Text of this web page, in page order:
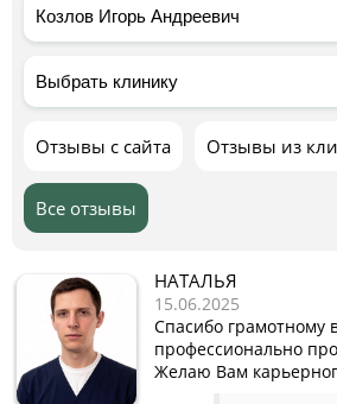
Отзывы с сайта Отзывы из
Все отзывы
НАТАЛЬЯ
15.06.2025
Спасибо грамотному
профессионально
Желаю Вам